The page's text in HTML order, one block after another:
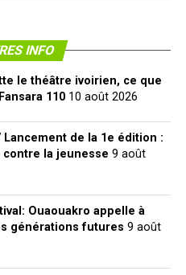
INFO
le théâtre ivoirien, ce que
110 10 août 2026
Lancement de la 1e édition :
contre la jeunesse 9 août
Ouaouakro appelle à
générations futures 9 août